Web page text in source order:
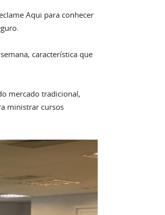
Aqui para conhecer
característica que
mercado tradicional,
ministrar cursos